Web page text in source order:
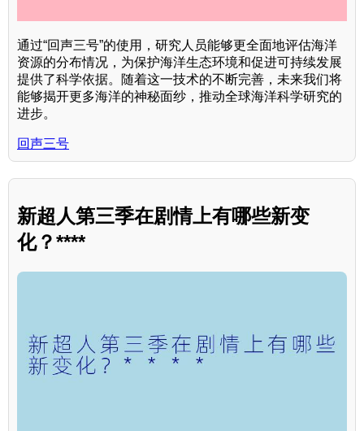
通过“回声三号”的使用，研究人员能够更全面地评估海洋
资源的分布情况，为保护海洋生态环境和促进可持续发展
提供了科学依据。随着这一技术的不断完善，未来我们将
能够揭开更多海洋的神秘面纱，推动全球海洋科学研究的
进步。
回声三号
新超人第三季在剧情上有哪些新变
化？****